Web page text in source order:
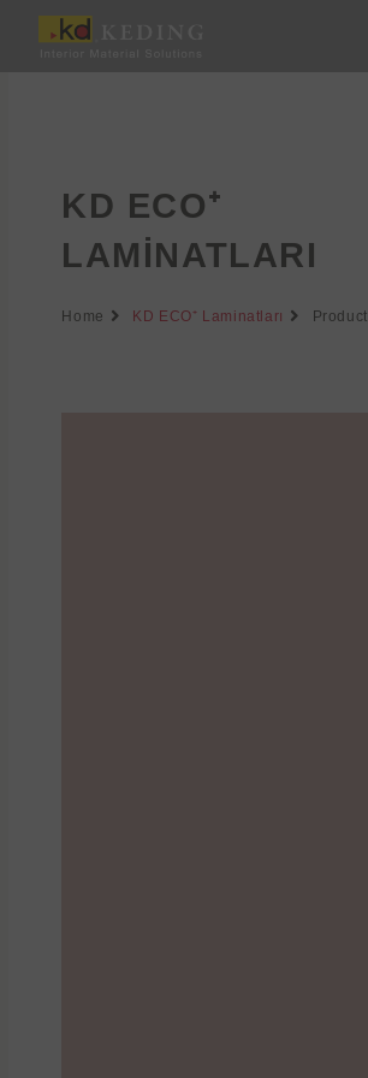
İçeriğe
KD ECO⁺
LAMINATLARI
Home KD ECO⁺ Laminatları Product